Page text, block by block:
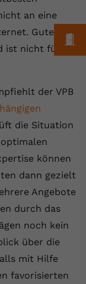
an eine
Gute
ist nicht für
der VPB
die Situation
können
dann gezielt
Angebote
durch das
noch kein
über die
mit Hilfe
favorisierten
Consent-
die
eingestellt
um die
ermöglichen.
der
um
auf unserer
Inhalte,
um
sammeln,
ID zum
der Website